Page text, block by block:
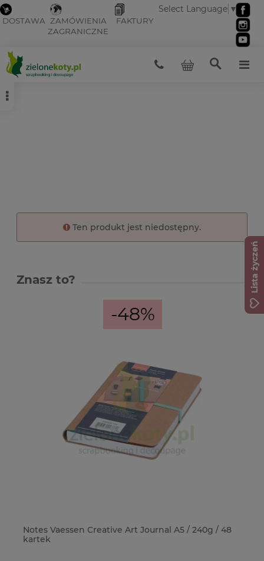
DOSTAWA ZAMÓWIENIA
ZAGRANICZNE
FAKTURY
Select Language ▼
Ten produkt jest niedostępny.
Znasz to?
-48%
Notes Vaessen Creative Art Journal A5 / 240g / 48
kartek
Lista życzeń